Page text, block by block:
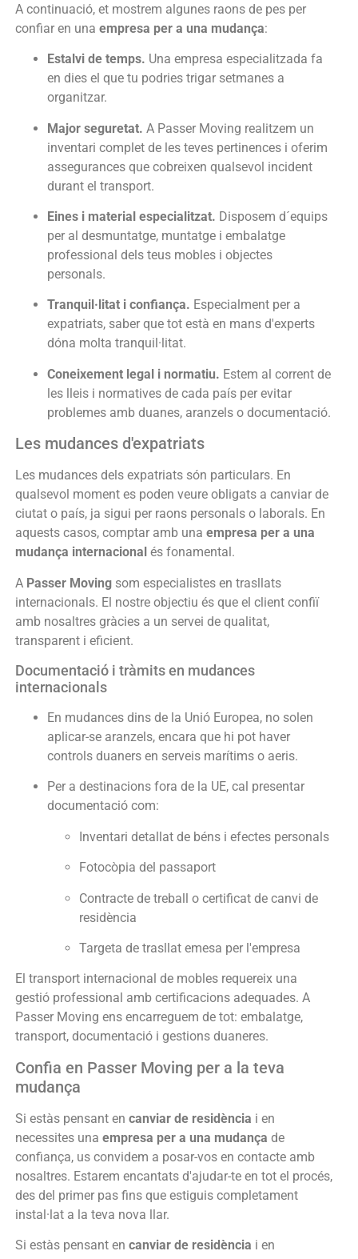
A continuació, et mostrem algunes raons de pes per
confiar en una empresa per a una mudança:
Estalvi de temps. Una empresa especialitzada fa
en dies el que tu podries trigar setmanes a
organitzar.
Major seguretat. A Passer Moving realitzem un
inventari complet de les teves pertinences i oferim
assegurances que cobreixen qualsevol incident
durant el transport.
Eines i material especialitzat. Disposem d´equips
per al desmuntatge, muntatge i embalatge
professional dels teus mobles i objectes
personals.
Tranquil·litat i confiança. Especialment per a
expatriats, saber que tot està en mans d'experts
dóna molta tranquil·litat.
Coneixement legal i normatiu. Estem al corrent de
les lleis i normatives de cada país per evitar
problemes amb duanes, aranzels o documentació.
Les mudances d'expatriats
Les mudances dels expatriats són particulars. En
qualsevol moment es poden veure obligats a canviar de
ciutat o país, ja sigui per raons personals o laborals. En
aquests casos, comptar amb una empresa per a una
mudança internacional és fonamental.
A Passer Movingsom especialistes en trasllats
internacionals. El nostre objectiu és que el client confiï
amb nosaltres gràcies a un servei de qualitat,
transparent i eficient.
Documentació i tràmits en mudances
internacionals
En mudances dins de la Unió Europea, no solen
aplicar-se aranzels, encara que hi pot haver
controls duaners en serveis marítims o aeris.
Per a destinacions fora de la UE, cal presentar
documentació com:
Inventari detallat de béns i efectes personals
Fotocòpia del passaport
Contracte de treball o certificat de canvi de
residència
Targeta de trasllat emesa per l'empresa
El transport internacional de mobles requereix una
gestió professional amb certificacions adequades. A
Passer Moving ens encarreguem de tot: embalatge,
transport, documentació i gestions duaneres.
Confia en Passer Moving per a la teva
mudança
Si estàs pensant en canviar de residència i en
necessites una empresa per a una mudança de
confiança, us convidem a posar-vos en contacte amb
nosaltres. Estarem encantats d'ajudar-te en tot el procés,
des del primer pas fins que estiguis completament
instal·lat a la teva nova llar.
Si estàs pensant en canviar de residència i en